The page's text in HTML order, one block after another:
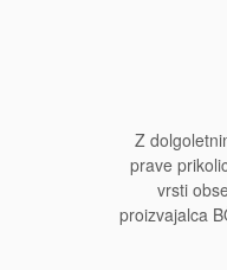
Z
prave
vrsti
proizvajalca